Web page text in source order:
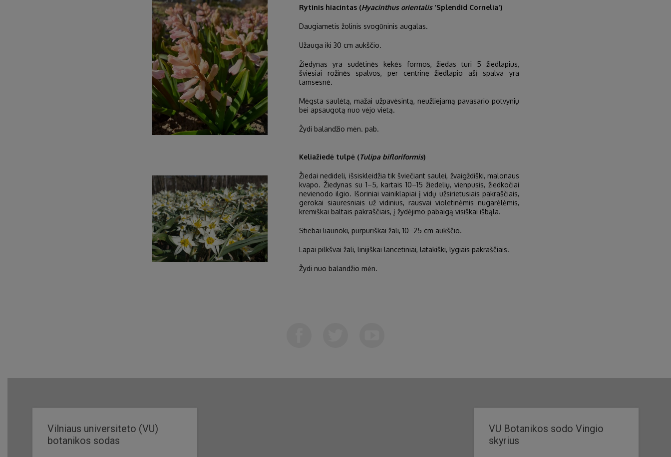
Rytinis hiacintas (Hyacinthus orientalis'Splendid Cornelia')
Daugiametis žolinis svogūninis augalas.
Užauga iki 30 cm aukščio.
Žiedynas yra sudėtinės kekės formos, žiedas turi 5 žiedlapius,
šviesiai rožinės spalvos, per centrinę žiedlapio ašį spalva yra
tamsesnė.
Mėgsta saulėtą, mažai užpavėsintą, neužliejamą pavasario potvynių
bei apsaugotą nuo vėjo vietą.
Žydi balandžio mėn. pab.
Keliažiedė tulpė (Tulipa bifloriformis)
Žiedai nedideli, išsiskleidžia tik šviečiant saulei, žvaigždiški, malonaus
kvapo. Žiedynas su 1–5, kartais 10–15 žiedelių, vienpusis, žiedkočiai
nevienodo ilgio. Išoriniai vainiklapiai į vidų užsirietusiais pakraščiais,
gerokai siauresniais už vidinius, rausvai violetinėmis nugarėlėmis,
kremiškai baltais pakraščiais, į žydėjimo pabaigą visiškai išbąla.
Stiebai liaunoki, purpuriškai žali, 10–25 cm aukščio.
Lapai pilkšvai žali, linijiškai lancetiniai, latakiški, lygiais pakraščiais.
Žydi nuo balandžio mėn.
Vilniaus universiteto (VU)
botanikos sodas
VU Botanikos sodo Vingio
skyrius